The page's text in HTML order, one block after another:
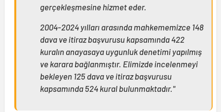
gerçekleşmesine hizmet eder.
2004-2024 yılları arasında mahkememizce 148
dava ve itiraz başvurusu kapsamında 422
kuralın anayasaya uygunluk denetimi yapılmış
ve karara bağlanmıştır. Elimizde incelenmeyi
bekleyen 125 dava ve itiraz başvurusu
kapsamında 524 kural bulunmaktadır."